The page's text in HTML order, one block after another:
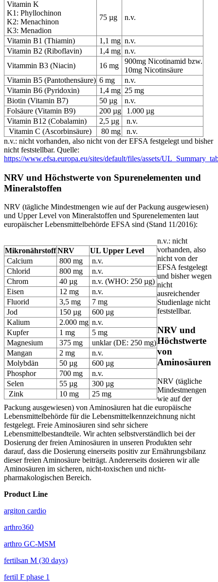
Vitamin K
K1: Phyllochinon
K2: Menachinon
K3: Menadion
75 µg n.v.
Vitamin B1 (Thiamin) 1,1 mg n.v.
Vitamin B2 (Riboflavin)
1,4 mg n.v.
Vitammin B3 (Niacin)
16 mg
900mg Nicotinamid bzw.
10mg Nicotinsäure
Vitamin B5 (Pantothensäure) 6 mg
n.v.
Vitamin B6 (Pyridoxin)
1,4 mg 25 mg
Biotin (Vitamin B7)
50 µg
n.v.
Folsäure (Vitamin B9)
200 µg
1.000 µg
Vitamin B12 (Cobalamin)
2,5 µg
n.v.
Vitamin C (Ascorbinsäure)
80 mg
n.v.
n.v.: nicht vorhanden, also nicht von der EFSA festgelegt und bisher
nicht feststellbar. Quelle:
https://www.efsa.europa.eu/sites/default/files/assets/
NRV und Höchstwerte von Spurenelementen und
Mineralstoffen
NRV (tägliche Mindestmengen wie auf der Packung ausgewiesen)
und Upper Level von Mineralstoffen und Spurenelementen laut
europäischer Lebensmittelbehörde EFSA sind (Stand 11/2016):
MikronährstoffNRV
UL Upper Level
Calcium
800 mg
n.v.
Chlorid
800 mg
n.v.
Chrom
40 µg
n.v. (WHO: 250 µg)
Eisen
12 mg
n.v.
Fluorid
3,5 mg
7 mg
Jod
150 µg
600 µg
Kalium
2.000 mg n.v.
Kupfer
1 mg
5 mg
Magnesium
375 mg
unklar (DE: 250 mg)
Mangan
2 mg
n.v.
Molybdän
50 µg
600 µg
Phosphor
700 mg
n.v.
Selen
55 µg
300 µg
Zink
10 mg 25 mg
n.v.: nicht
vorhanden, also
nicht von der
EFSA festgelegt
und bisher wegen
nicht
ausreichender
Studienlage nicht
feststellbar.
NRV und
Höchstwerte
von
Aminosäuren
NRV (tägliche
Mindestmengen
wie auf der
Packung ausgewiesen) von Aminosäuren hat die europäische
Lebensmittelbehörde für die Lebensmittelkennzeichnung nicht
festgelegt. Freie Aminosäuren sind sehr sichere
Lebensmittelbestandteile. Wir achten selbstverständlich bei der
Dosierung der freien Aminosäuren in unseren Produkten sehr
darauf, dass die Dosierung einerseits positiv zur Ernährungsbilanz
dieser freien Aminosäure beiträgt. Andererseits dosieren wir alle
Aminosäuren im sicheren, nicht-toxischen und nicht-
pharmakologischen Bereich.
Product Line
argiton cardio
arthro360
arthro GC-MSM
fertilsan M (30 days)
fertil F phase 1